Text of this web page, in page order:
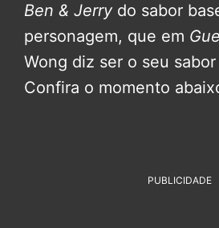
Ben & Jerry do sabor
personagem, que em
Wong diz ser o seu
Confira o momento
PUBLICIDADE